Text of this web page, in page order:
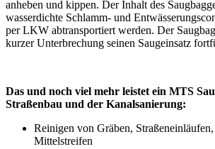
anheben und kippen. Der Inhalt des
wasserdichte Schlamm- und
per LKW abtransportiert werden. Der
kurzer Unterbrechung seinen Saugeinsatz
Das und noch viel mehr leistet ein MTS
Straßenbau und der Kanalsanierung:
Reinigen von Gräben,
Mittelstreifen